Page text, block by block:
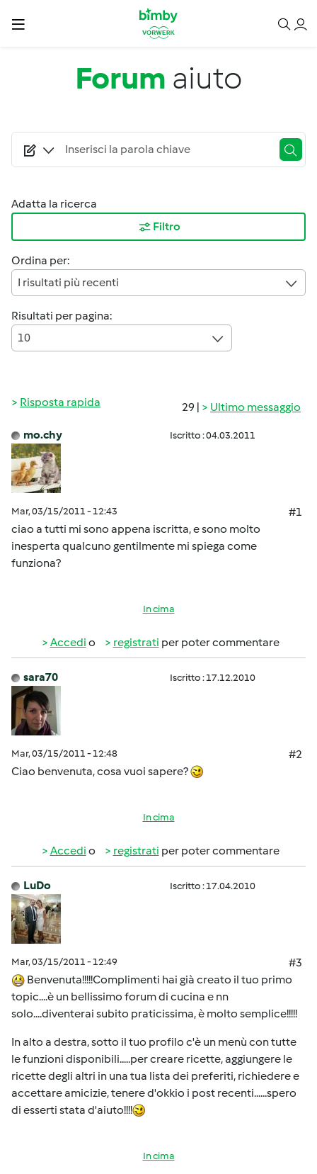
Salta al contenuto principale
Forum aiuto
Adatta la ricerca
Filtro
Ordina per:
I risultati più recenti
Risultati per pagina:
10
29 | Ultimo messaggio
Risposta rapida
mo.chy Iscritto : 04.03.2011
Mar, 03/15/2011 - 12:43
#1
ciao a tutti mi sono appena iscritta, e sono molto
inesperta qualcuno gentilmente mi spiega come
funziona?
In cima
Accedi o registrati per poter commentare
sara70 Iscritto : 17.12.2010
Mar, 03/15/2011 - 12:48
#2
Ciao benvenuta, cosa vuoi sapere?
In cima
Accedi o registrati per poter commentare
LuDo Iscritto : 17.04.2010
Mar, 03/15/2011 - 12:49
#3
Benvenuta!!!!!Complimenti hai già creato il tuo primo
topic....è un bellissimo forum di cucina e nn
solo....diventerai subito praticissima, è molto semplice!!!!!
In alto a destra, sotto il tuo profilo c'è un menù con tutte
le funzioni disponibili.....per creare ricette, aggiungere le
ricette degli altri in una tua lista dei preferiti, richiedere e
accettare amicizie, tenere d'okkio i post recenti......spero
di esserti stata d'aiuto!!!!
In cima